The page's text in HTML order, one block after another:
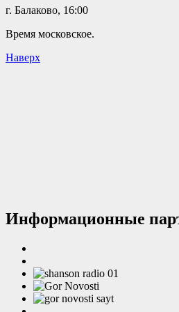
г. Балаково, 16:00
Время московское.
Наверх
Информационные